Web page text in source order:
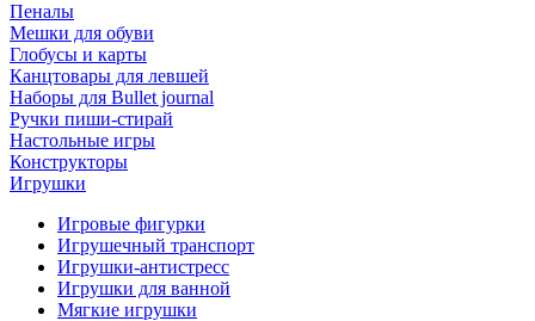
Пеналы
Мешки для обуви
Глобусы и карты
Канцтовары для левшей
Наборы для Bullet journal
Ручки пиши-стирай
Настольные игры
Конструкторы
Игрушки
Игровые фигурки
Игрушечный транспорт
Игрушки-антистресс
Игрушки для ванной
Мягкие игрушки